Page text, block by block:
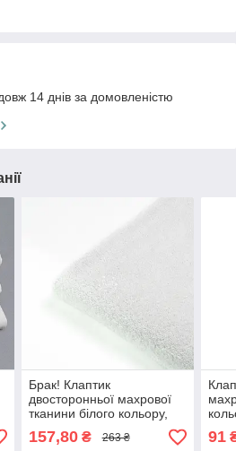
14 днів за домовленістю
Брак! Клаптик
двосторонньої махрової
тканини білого кольору,
розмір 75*160 см
(забруднення)
157,80₴ 263 ₴ 91